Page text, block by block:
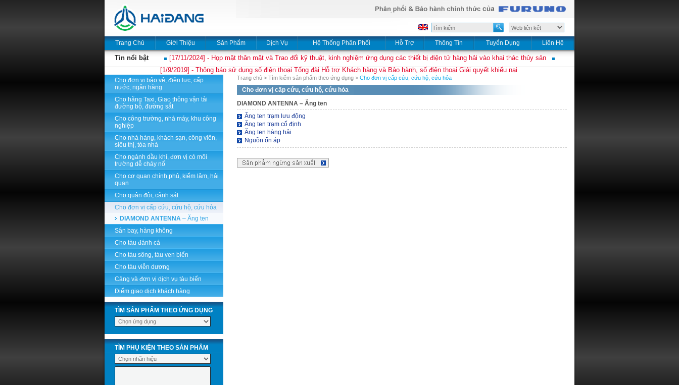
Trang Chủ Giới Thiệu Sản Phẩm Dịch Vụ Hệ Thống Phân Phối Hỗ Trợ Thông Tin Tuyển Dụng Liên Hệ
Tin nổi bật
[17/11/2024] - Họp mặt thân mật và Trao đổi kỹ thuật, kinh nghiệm ứng dụng các thiết bị điện tử hàng hải vào khai thác thủy sản
[1/9/2019] - Thông báo sử dụng số điện thoại Tổng đài Hỗ trợ Khách hàng và Bảo hành, số điện thoại Giải quyết khiếu nại
Cho đơn vị bảo vệ, điện lực, cấp
nước, ngân hàng
Cho hãng Taxi, Giao thông vận tải
đường bộ, đường sắt
Cho công trường, nhà máy, khu công
nghiệp
Cho nhà hàng, khách sạn, công viên,
siêu thị, tòa nhà
Cho ngành dầu khí, đơn vị có môi
trường dễ cháy nổ
Cho cơ quan chính phủ, kiểm lâm, hải
quan
Cho quân đội, cảnh sát
Cho đơn vị cấp cứu, cứu hộ, cứu hỏa
DIAMOND ANTENNA – Ăng ten
Sân bay, hàng không
Cho tàu đánh cá
Cho tàu sông, tàu ven biển
Cho tàu viễn dương
Cảng và đơn vị dịch vụ tàu biển
Điểm giao dịch khách hàng
TÌM SẢN PHẨM THEO ỨNG DỤNG
TÌM PHỤ KIỆN THEO SẢN PHẨM
Trang chủ > Tìm kiếm sản phẩm theo ứng dụng > Cho đơn vị cấp cứu, cứu hộ, cứu hỏa
Cho đơn vị cấp cứu, cứu hộ, cứu hỏa
DIAMOND ANTENNA – Ăng ten
Ăng ten trạm lưu động
Ăng ten trạm cố định
Ăng ten hàng hải
Nguồn ổn áp